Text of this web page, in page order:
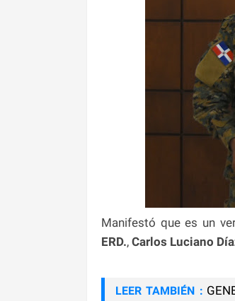
Manifestó que es un
ERD., Carlos Luciano
LEER TAMBIÉN :